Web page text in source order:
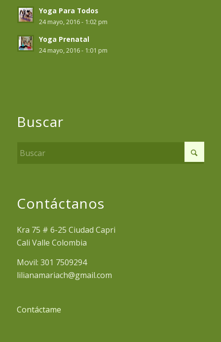
Yoga Para Todos
24 mayo, 2016 - 1:02 pm
Yoga Prenatal
24 mayo, 2016 - 1:01 pm
Buscar
Contáctanos
Kra 75 # 6-25 Ciudad Capri
Cali Valle Colombia
Movil: 301 7509294
lilianamariach@gmail.com
Contáctame